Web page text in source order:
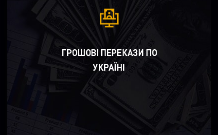
ГРОШОВІ ПЕРЕКАЗИ ПО
УКРАЇНІ